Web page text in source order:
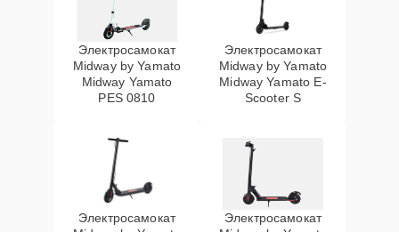
Электросамокат
Midway by Yamato
Midway Yamato
PES 0810
Электросамокат
Midway by Yamato
Midway Yamato E-
Scooter S
Электросамокат
Электросамокат